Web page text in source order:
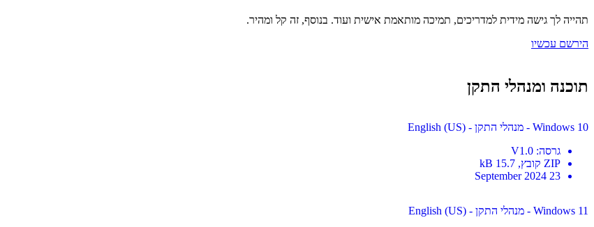
תהייה לך גישה מידית למדריכים, תמיכה מותאמת אישית ועוד. בנוסף, זה קל ומהיר.
הירשם עכשיו
תוכנה ומנהלי התקן
Windows 10 - מנהלי התקן - English (US)
גרסה:
V1.0
ZIP קובץ, 15.7 kB
23 September 2024
Windows 11 - מנהלי התקן - English (US)